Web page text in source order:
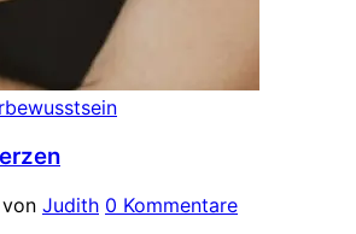
von Judith 0 Kommentare